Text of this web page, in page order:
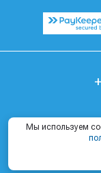
г.
Мы используем